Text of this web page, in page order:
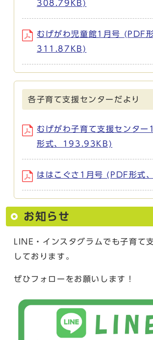
308.79KB)
むげがわ児童館1月号 (PDF形
311.87KB)
各子育て支援センターだより
むげがわ子育て支援センタ
形式、193.93KB)
ははこぐさ1月号 (PDF形式
お知らせ
LINE・インスタグラムでも子育て
しております。
ぜひフォローをお願いします！